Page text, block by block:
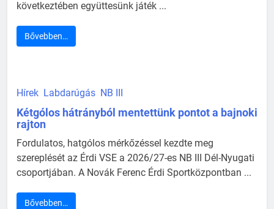
következtében együttesünk játék ...
Bővebben…
Hírek Labdarúgás NB III
Kétgólos hátrányból mentettünk pontot a bajnoki
rajton
Fordulatos, hatgólos mérkőzéssel kezdte meg
szereplését az Érdi VSE a 2026/27-es NB III Dél-Nyugati
csoportjában. A Novák Ferenc Érdi Sportközpontban ...
Bővebben…